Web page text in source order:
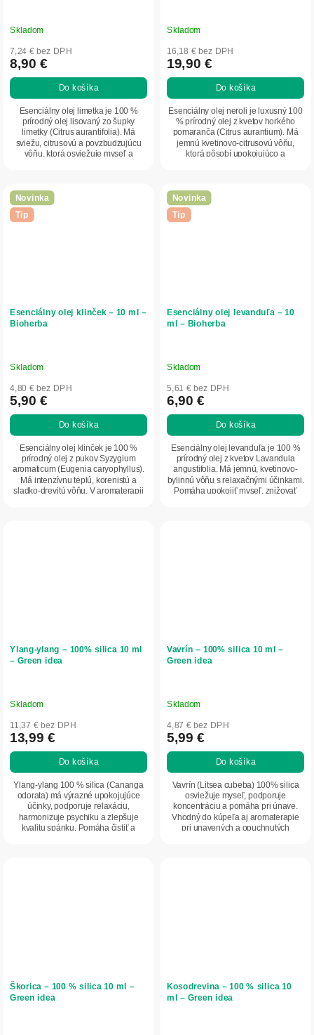
Skladom
7,24 € bez DPH
8,90 €
Do košíka
Esenciálny olej limetka je 100 %
prírodný olej lisovaný zo šupky
limetky (Citrus aurantifolia). Má
sviežu, citrusovú a povzbudzujúcu
vôňu, ktorá osviežuje myseľ a
Skladom
16,18 € bez DPH
19,90 €
Do košíka
Esenciálny olej neroli je luxusný 100
% prírodný olej z kvetov horkého
pomaranča (Citrus aurantium). Má
jemnú kvetinovo-citrusovú vôňu,
ktorá pôsobí upokojujúco a
Novinka
Tip
Esenciálny olej klinček – 10 ml –
Bioherba
Skladom
4,80 € bez DPH
5,90 €
Do košíka
Esenciálny olej klinček je 100 %
prírodný olej z pukov Syzygium
aromaticum (Eugenia caryophyllus).
Má intenzívnu teplú, korenistú a
sladko-drevitú vôňu. V aromaterapii
Novinka
Tip
Esenciálny olej levanduľa – 10
ml – Bioherba
Skladom
5,61 € bez DPH
6,90 €
Do košíka
Esenciálny olej levanduľa je 100 %
prírodný olej z kvetov Lavandula
angustifolia. Má jemnú, kvetinovo-
bylinnú vôňu s relaxačnými účinkami.
Pomáha upokojiť myseľ, znižovať
Ylang-ylang – 100% silica 10 ml
– Green idea
Skladom
11,37 € bez DPH
13,99 €
Do košíka
Ylang-ylang 100 % silica (Cananga
odorata) má výrazné upokojujúce
účinky, podporuje relaxáciu,
harmonizuje psychiku a zlepšuje
kvalitu spánku. Pomáha čistiť a
Vavrín – 100% silica 10 ml –
Green idea
Skladom
4,87 € bez DPH
5,99 €
Do košíka
Vavrín (Litsea cubeba) 100% silica
osviežuje myseľ, podporuje
koncentráciu a pomáha pri únave.
Vhodný do kúpeľa aj aromaterapie
pri unavených a opuchnutých
Škorica – 100 % silica 10 ml –
Green idea
Kosodrevina – 100 % silica 10
ml – Green idea